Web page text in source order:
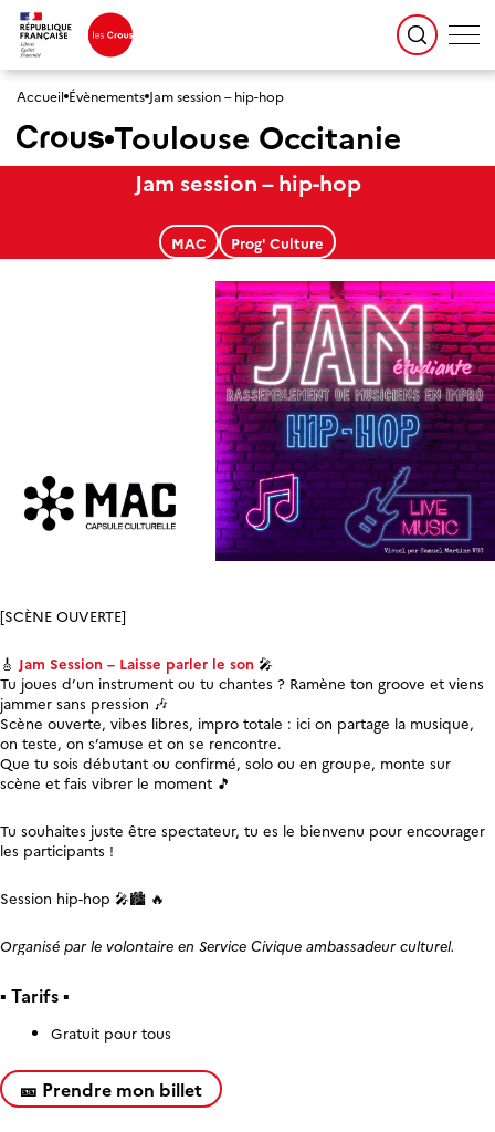
Accueil Évènements Jam session – hip-hop
Toulouse Occitanie
Jam session – hip-hop
MAC Prog' Culture
[SCÈNE OUVERTE]
🎸 Jam Session – Laisse parler le son 🎤
Tu joues d’un instrument ou tu chantes ? Ramène ton groove et viens
jammer sans pression 🎶
Scène ouverte, vibes libres, impro totale : ici on partage la musique,
on teste, on s’amuse et on se rencontre.
Que tu sois débutant ou confirmé, solo ou en groupe, monte sur
scène et fais vibrer le moment 🎵
Tu souhaites juste être spectateur, tu es le bienvenu pour encourager
les participants !
Session hip-hop 🎤🏙️ 🔥
Organisé par le volontaire en Service Civique ambassadeur culturel.
▪️ Tarifs▪️
Gratuit pour tous
🎫 Prendre mon billet